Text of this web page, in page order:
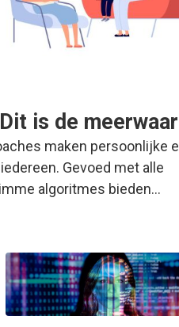
is de
maken persoonlijke
Gevoed met alle
algoritmes bieden…